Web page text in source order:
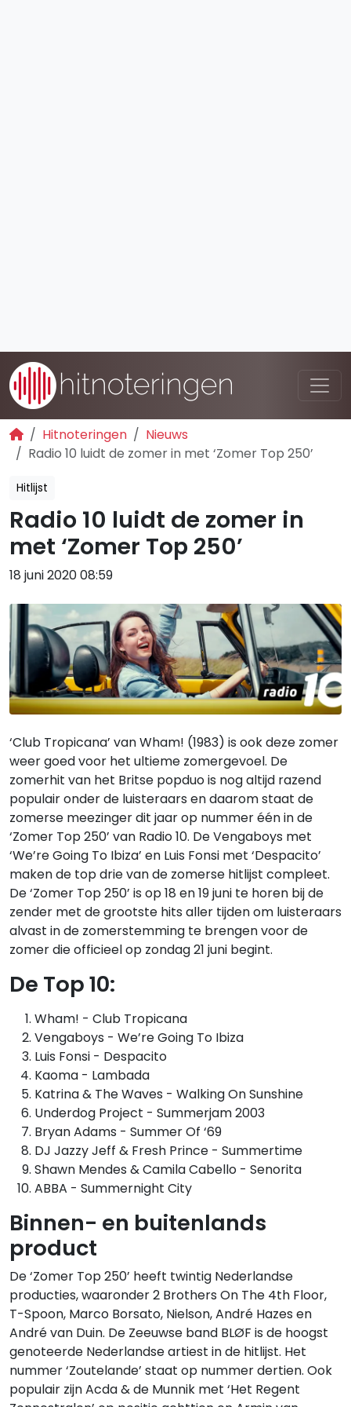
Hitnoteringen
Nieuws
Radio 10 luidt de zomer in met ‘Zomer Top 250’
Hitlijst
Radio 10 luidt de zomer in
met ‘Zomer Top 250’
18 juni 2020 08:59
‘Club Tropicana’ van Wham! (1983) is ook deze zomer
weer goed voor het ultieme zomergevoel. De
zomerhit van het Britse popduo is nog altijd razend
populair onder de luisteraars en daarom staat de
zomerse meezinger dit jaar op nummer één in de
‘Zomer Top 250’ van Radio 10. De Vengaboys met
‘We’re Going To Ibiza’ en Luis Fonsi met ‘Despacito’
maken de top drie van de zomerse hitlijst compleet.
De ‘Zomer Top 250’ is op 18 en 19 juni te horen bij de
zender met de grootste hits aller tijden om luisteraars
alvast in de zomerstemming te brengen voor de
zomer die officieel op zondag 21 juni begint.
De Top 10:
Wham! - Club Tropicana
Vengaboys - We’re Going To Ibiza
Luis Fonsi - Despacito
Kaoma - Lambada
Katrina & The Waves - Walking On Sunshine
Underdog Project - Summerjam 2003
Bryan Adams - Summer Of ‘69
DJ Jazzy Jeff & Fresh Prince - Summertime
Shawn Mendes & Camila Cabello - Senorita
ABBA - Summernight City
Binnen- en buitenlands
product
De ‘Zomer Top 250’ heeft twintig Nederlandse
producties, waaronder 2 Brothers On The 4th Floor,
T-Spoon, Marco Borsato, Nielson, André Hazes en
André van Duin. De Zeeuwse band BLØF is de hoogst
genoteerde Nederlandse artiest in de hitlijst. Het
nummer ‘Zoutelande’ staat op nummer dertien. Ook
populair zijn Acda & de Munnik met ‘Het Regent